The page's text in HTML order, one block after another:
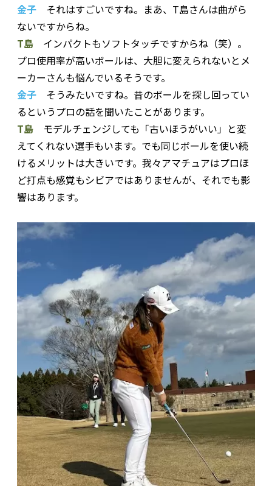
金子 それはすごいですね。まあ、T島さんは曲がら
ないですからね。
T島 インパクトもソフトタッチですからね（笑）。
プロ使用率が高いボールは、大胆に変えられないとメ
ーカーさんも悩んでいるそうです。
金子 そうみたいですね。昔のボールを探し回ってい
るというプロの話を聞いたことがあります。
T島 モデルチェンジしても「古いほうがいい」と変
えてくれない選手もいます。でも同じボールを使い続
けるメリットは大きいです。我々アマチュアはプロほ
ど打点も感覚もシビアではありませんが、それでも影
響はあります。